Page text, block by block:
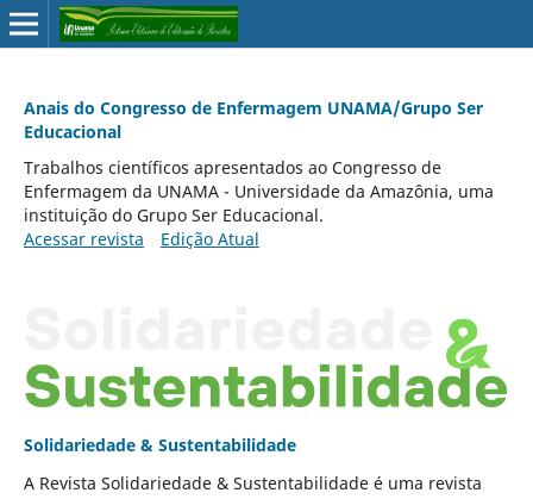
Anais do Congresso de Enfermagem UNAMA/Grupo Ser
Educacional
Trabalhos científicos apresentados ao Congresso de
Enfermagem da UNAMA - Universidade da Amazônia, uma
instituição do Grupo Ser Educacional.
Acessar revista
Edição Atual
Solidariedade & Sustentabilidade
A Revista Solidariedade & Sustentabilidade é uma revista